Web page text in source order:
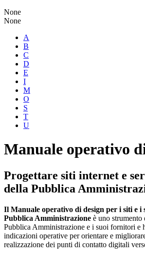
None
None
A
B
C
D
E
I
M
O
S
T
U
Manuale operativo
Progettare siti internet e
della Pubblica
Il Manuale operativo di design per i siti e i
Pubblica Amministrazione è uno
Pubblica Amministrazione e i suoi fornitori e
indicazioni operative per orientare e
realizzazione dei punti di contatto digitali